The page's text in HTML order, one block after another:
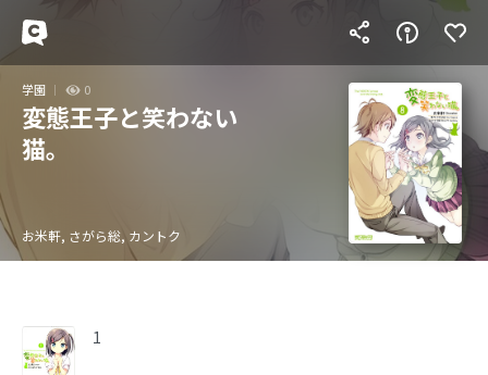
学園 0
変態王子と笑わない
猫。
お米軒, さがら総, カントク
1